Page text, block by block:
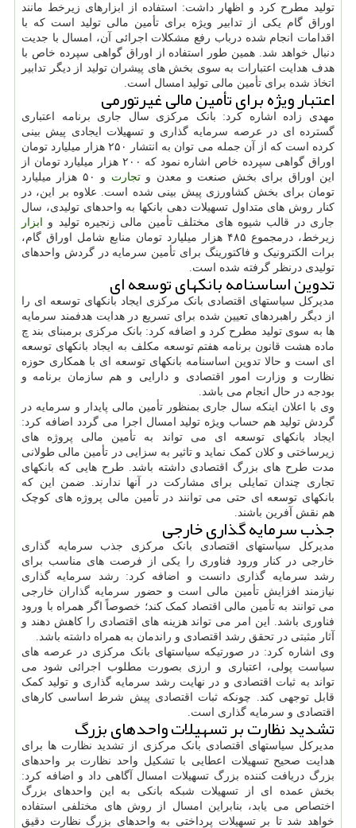
تولید مطرح کرد و اظهار داشت: استفاده از ابزارهای زیرخط مانند
اوراق گام یکی از تدابیر ویژه برای تأمین مالی تولید است که با
اقدامات انجام شده درباب رفع مشکلات اجرائی آن، امسال با جدیت
دنبال خواهد شد. همین طور استفاده از اوراق گواهی سپرده خاص با
هدف هدایت اعتبارات به سوی بخش های پیشران تولید از دیگر تدابیر
اتخاذ شده برای تأمین مالی تولید امسال است.
اعتبار ویژه برای تأمین مالی غیرتورمی
مهدی زاده اشاره کرد: بانک مرکزی سال جاری برنامه اعتباری
گسترده ای در عرصه سرمایه گذاری و تسهیلات ایجادی پیش بینی
کرده است که از آن جمله می توان به انتشار ۲۵۰ هزار میلیارد تومان
اوراق گواهی سپرده خاص اشاره نمود که ۲۰۰ هزار میلیارد تومان از
این اوراق برای بخش صنعت و معدن وتجارت
و ۵۰ هزار میلیارد
تومان برای بخش کشاورزی پیش بینی شده است. علاوه بر این، در
کنار روش های متداول تسهیلات دهی بانکها به واحدهای تولیدی، سال
جاری در قالب شیوه های مختلف تأمین مالی زنجیره تولید و
ابزار
زیرخط، درمجموع ۴۸۵ هزار میلیارد تومان منابع شامل اوراق گام،
برات الکترونیک و فاکتورینگ برای تأمین سرمایه در گردش واحدهای
تولیدی درنظر گرفته شده است.
تدوین اساسنامه بانکهای توسعه ای
مدیرکل سیاستهای اقتصادی بانک مرکزی ایجاد بانکهای توسعه ای را
از دیگر راهبردهای تعیین شده برای تسریع در هدایت هدفمند سرمایه
ها به سوی تولید مطرح کرد و اضافه کرد: بانک مرکزی برمبنای بند چ
ماده هشت قانون برنامه هفتم توسعه مکلف به ایجاد بانکهای توسعه
ای است و حالا تدوین اساسنامه بانکهای توسعه ای با همکاری حوزه
نظارت و وزارت امور اقتصادی و دارایی و هم سازمان برنامه و
بودجه در حال انجام می باشد.
وی با اعلان اینکه سال جاری بمنظور تأمین مالی پایدار و سرمایه در
گردش تولید هم حساب ویژه تولید امسال اجرا می گردد اضافه کرد:
ایجاد بانکهای توسعه ای می تواند به تأمین مالی پروژه های
زیرساختی و کلان کمک نماید و تاثیر به سزایی در تأمین مالی طولانی
مدت طرح های بزرگ اقتصادی داشته باشد. طرح هایی که بانکهای
تجاری چندان تمایلی برای مشارکت در آنها ندارند. ضمن این که
بانکهای توسعه ای حتی می توانند در تأمین مالی پروژه های کوچک
هم نقش آفرین باشند.
جذب سرمایه گذاری خارجی
مدیرکل سیاستهای اقتصادی بانک مرکزی جذب سرمایه گذاری
خارجی در کنار ورود فناوری را یکی از فرصت های مناسب برای
رشد سرمایه گذاری دانست و اضافه کرد: رشد سرمایه گذاری
نیازمند افزایش تأمین مالی است و حضور سرمایه گذاران خارجی
می توانند به تأمین مالی اقتصاد کمک کند؛ خصوصاً اگر همراه با ورود
فناوری باشد. این امر می تواند هزینه های اقتصادی را کاهش دهند و
آثار مثبتی در تحقق رشد اقتصادی و راندمان به همراه داشته باشد.
وی اشاره کرد: در صورتیکه سیاستهای بانک مرکزی در عرصه های
سیاست پولی، اعتباری و ارزی بصورت مطلوب اجرائی شود می
تواند به ثبات اقتصادی و در نهایت رشد سرمایه گذاری و تولید کمک
قابل توجهی کند. چونکه ثبات اقتصادی پیش شرط اساسی کارهای
اقتصادی و سرمایه گذاری است.
تشدید نظارت بر تسهیلات واحدهای بزرگ
مدیرکل سیاستهای اقتصادی بانک مرکزی از تشدید نظارت ها برای
هدایت صحیح تسهیلات اعطایی با تشکیل واحد نظارت بر واحدهای
بزرگ دریافت کننده بزرگ تسهیلات امسال آگاهی داد و اضافه کرد:
بخش عمده ای از تسهیلات شبکه بانکی به این واحدهای بزرگ
اختصاص می یابد، بنابراین امسال از روش های مختلفی استفاده
خواهد شد تا بر تسهیلات پرداختی به واحدهای بزرگ نظارت دقیق